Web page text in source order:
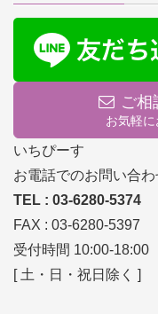
ご相
お気軽に
いちぴーす
お電話でのお問い合
TEL : 03-6280-5374
FAX : 03-6280-5397
受付時間 10:00-18:00
[ 土・日・祝日除く ]